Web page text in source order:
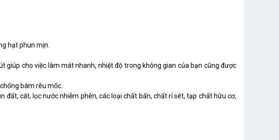
hạt phun mịn.
giúp cho việc làm mát nhanh, nhiệt độ trong không gian của bạn cũng được
bám rêu mốc.
cát, lọc nước nhiễm phèn, các loại chất bẩn, chất rỉ sét, tạp chất hữu cơ,